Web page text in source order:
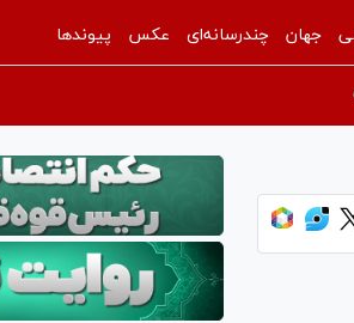
جهان چندرسانه‌ای عکس پیوندها